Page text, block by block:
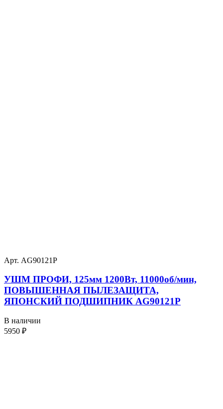
Арт. AG90121P
УШМ ПРОФИ, 125мм 1200Вт, 11000об/мин,
ПОВЫШЕННАЯ ПЫЛЕЗАЩИТА,
ЯПОНСКИЙ ПОДШИПНИК AG90121P
В наличии
5950 ₽